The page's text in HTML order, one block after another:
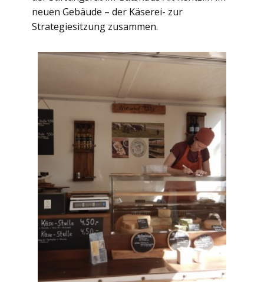
neuen Gebäude – der Käserei- zur
Strategiesitzung zusammen.